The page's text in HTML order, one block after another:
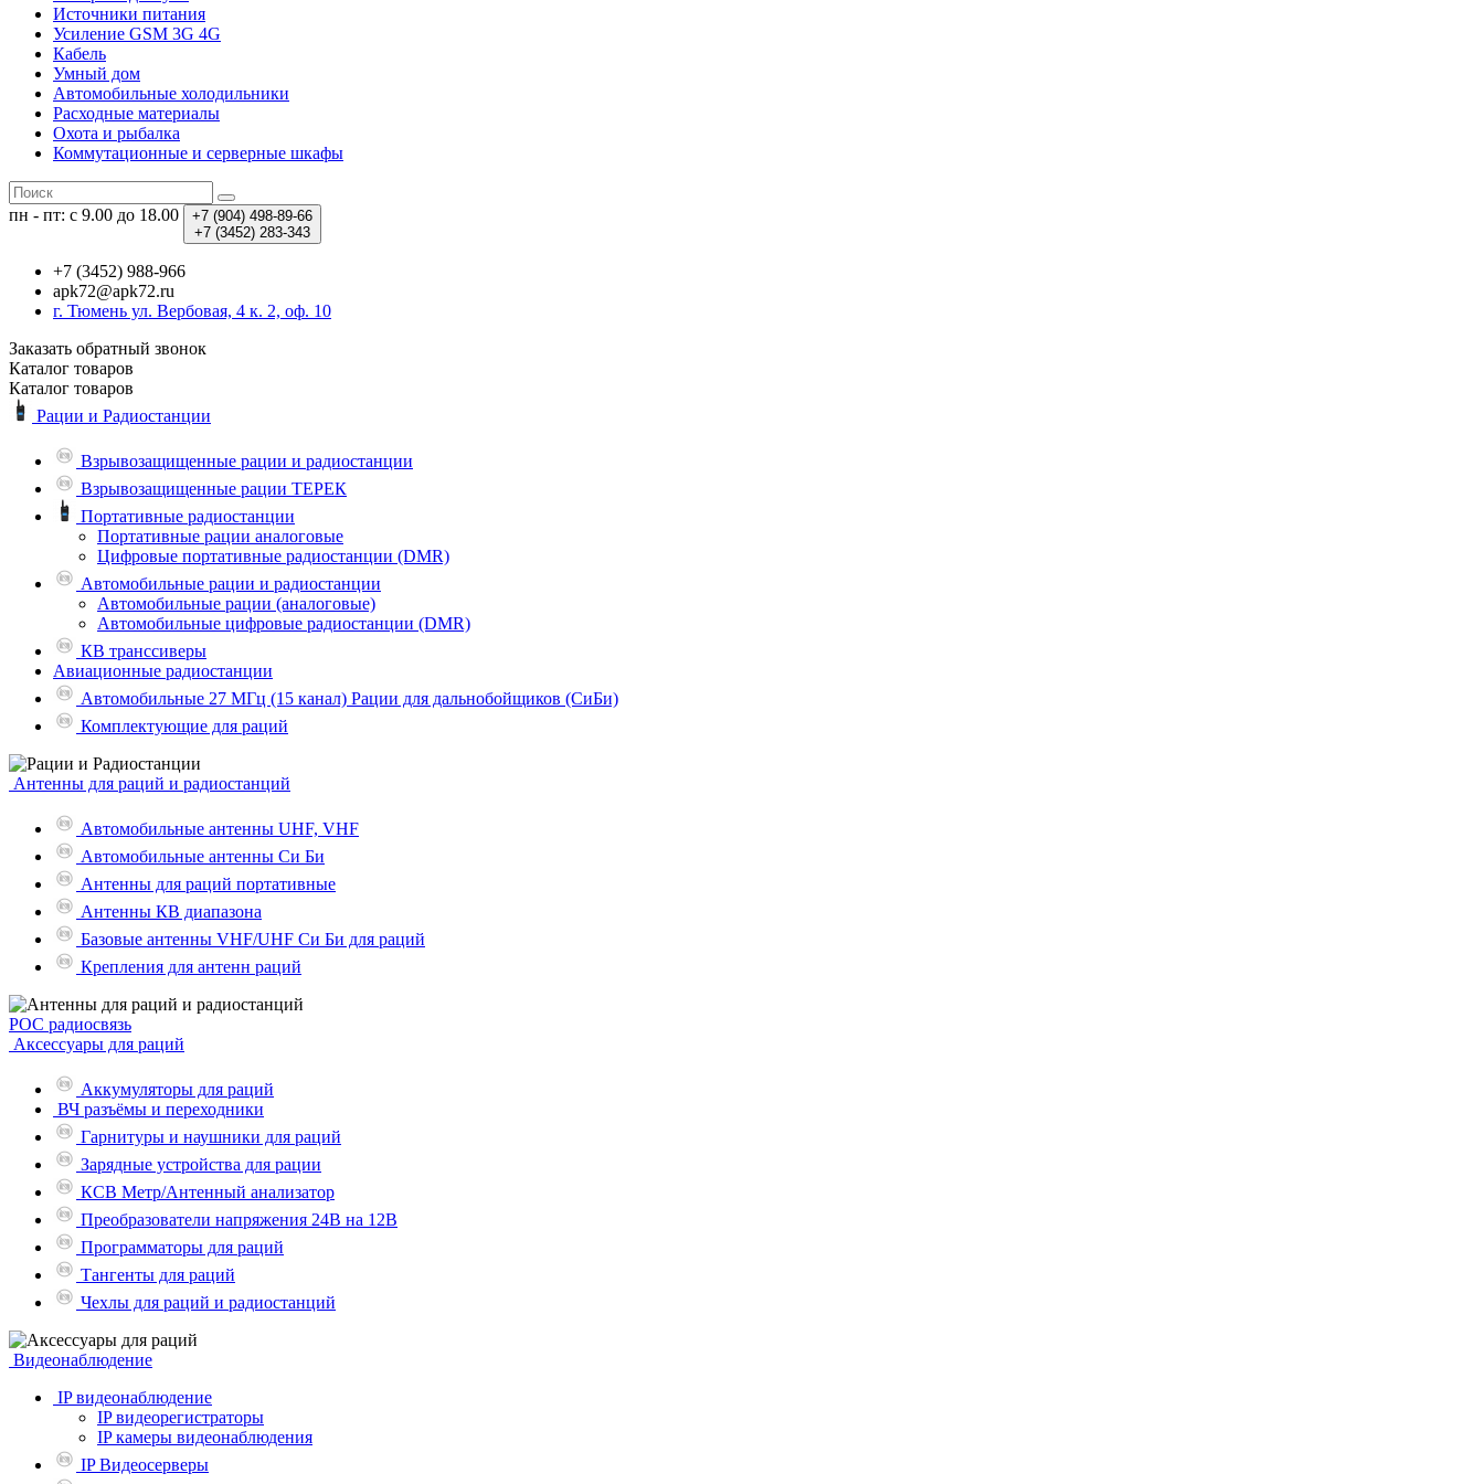
Источники питания
Усиление GSM 3G 4G
Кабель
Умный дом
Автомобильные холодильники
Расходные материалы
Охота и рыбалка
Коммутационные и серверные шкафы
пн - пт: с 9.00 до 18.00 +7 (904) 498-89-66
+7 (3452) 283-343
+7 (3452) 988-966
apk72@apk72.ru
г. Тюмень ул. Вербовая, 4 к. 2, оф. 10
Заказать обратный звонок
Каталог товаров
Каталог товаров
Рации и Радиостанции
Взрывозащищенные рации и радиостанции
Взрывозащищенные рации ТЕРЕК
Портативные радиостанции
Портативные рации аналоговые
Цифровые портативные радиостанции (DMR)
Автомобильные рации и радиостанции
Автомобильные рации (аналоговые)
Автомобильные цифровые радиостанции (DMR)
КВ транссиверы
Авиационные радиостанции
Автомобильные 27 МГц (15 канал) Рации для дальнобойщиков (СиБи)
Комплектующие для раций
Антенны для раций и радиостанций
Автомобильные антенны UHF, VHF
Автомобильные антенны Си Би
Антенны для раций портативные
Антенны КВ диапазона
Базовые антенны VHF/UHF Си Би для раций
Крепления для антенн раций
POC радиосвязь
Аксессуары для раций
Аккумуляторы для раций
ВЧ разъёмы и переходники
Гарнитуры и наушники для раций
Зарядные устройства для рации
КСВ Метр/Антенный анализатор
Преобразователи напряжения 24В на 12В
Программаторы для раций
Тангенты для раций
Чехлы для раций и радиостанций
Видеонаблюдение
IP видеонаблюдение
IP видеорегистраторы
IP камеры видеонаблюдения
IP Видеосерверы